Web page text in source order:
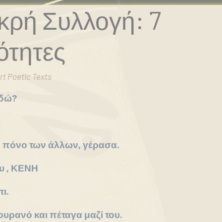
Συλλογή: 7
Poetic Texts
πόνο των άλλων, γέρασα.
, ΚΕΝΗ
και πέταγα μαζί του.